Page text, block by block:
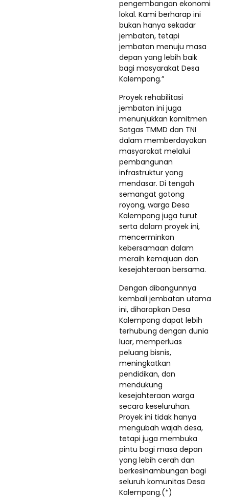
pengembangan ekonomi
lokal. Kami berharap ini
bukan hanya sekadar
jembatan, tetapi
jembatan menuju masa
depan yang lebih baik
bagi masyarakat Desa
Kalempang.”
Proyek rehabilitasi
jembatan ini juga
menunjukkan komitmen
Satgas TMMD dan TNI
dalam memberdayakan
masyarakat melalui
pembangunan
infrastruktur yang
mendasar. Di tengah
semangat gotong
royong, warga Desa
Kalempang juga turut
serta dalam proyek ini,
mencerminkan
kebersamaan dalam
meraih kemajuan dan
kesejahteraan bersama.
Dengan dibangunnya
kembali jembatan utama
ini, diharapkan Desa
Kalempang dapat lebih
terhubung dengan dunia
luar, memperluas
peluang bisnis,
meningkatkan
pendidikan, dan
mendukung
kesejahteraan warga
secara keseluruhan.
Proyek ini tidak hanya
mengubah wajah desa,
tetapi juga membuka
pintu bagi masa depan
yang lebih cerah dan
berkesinambungan bagi
seluruh komunitas Desa
Kalempang.(*)